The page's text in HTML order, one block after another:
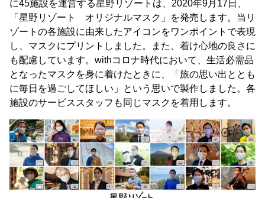
に45施設を運営する星野リゾートは、2020年9月17日、
「星野リゾート オリジナルマスク」を発売します。当リ
ゾートの各施設に由来したアイコンをワンポイントで表現
し、マスクにプリントしました。また、着け心地の良さに
も配慮しています。withコロナ時代において、生活必需品
となったマスクを身に着けたときに、「旅の思い出ととも
に毎日を過ごしてほしい」という思いで製作しました。各
施設のサービススタッフも同じマスクを着用します。